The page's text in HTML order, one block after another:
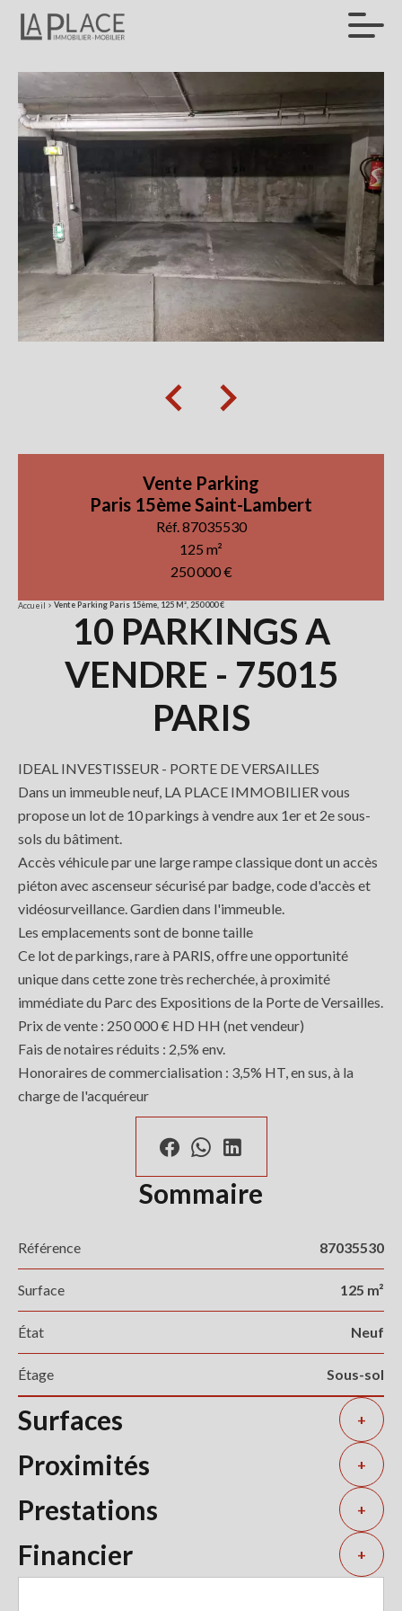
Vente Parking
Paris 15ème Saint-Lambert
Réf. 87035530
125 m²
250 000 €
Accueil Vente Parking Paris 15ème, 125 M², 250 000 €
10 PARKINGS A
VENDRE - 75015
PARIS
IDEAL INVESTISSEUR - PORTE DE VERSAILLES
Dans un immeuble neuf, LA PLACE IMMOBILIER vous
propose un lot de 10 parkings à vendre aux 1er et 2e sous-
sols du bâtiment.
Accès véhicule par une large rampe classique dont un accès
piéton avec ascenseur sécurisé par badge, code d'accès et
vidéosurveillance. Gardien dans l'immeuble.
Les emplacements sont de bonne taille
Ce lot de parkings, rare à PARIS, offre une opportunité
unique dans cette zone très recherchée, à proximité
immédiate du Parc des Expositions de la Porte de Versailles.
Prix de vente : 250 000 € HD HH (net vendeur)
Fais de notaires réduits : 2,5% env.
Honoraires de commercialisation : 3,5% HT, en sus, à la
charge de l'acquéreur
Sommaire
Référence 87035530
Surface 125 m²
État Neuf
Étage Sous-sol
Surfaces +
Proximités +
Prestations +
Financier +